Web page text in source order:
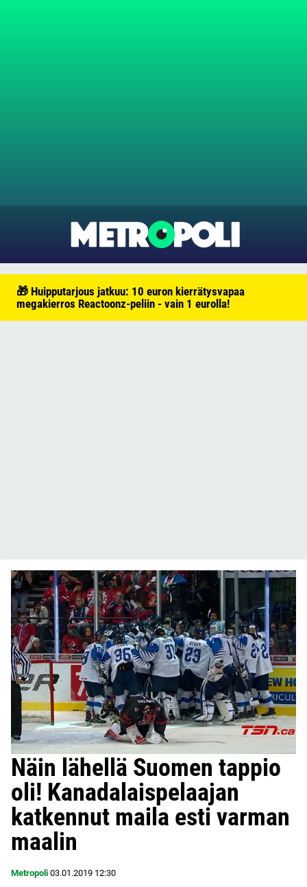
🎁 Huipputarjous jatkuu: 10 euron kierrätysvapaa
megakierros Reactoonz-peliin - vain 1 eurolla!
Näin lähellä Suomen tappio
oli! Kanadalaispelaajan
katkennut maila esti varman
maalin
Metropoli 03.01.2019 12:30